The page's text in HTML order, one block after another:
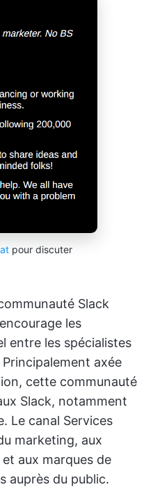
pour discuter
Slack
les
entre les spécialistes
axée
cette communauté
Slack, notamment
Le canal Services
marketing, aux
aux marques de
auprès du public.